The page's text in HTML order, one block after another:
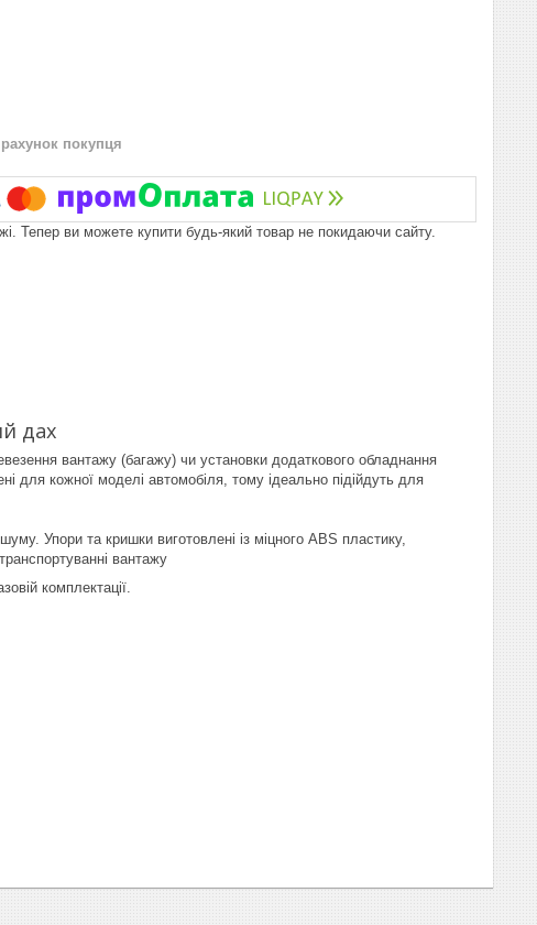
рахунок покупця
Тепер ви можете купити будь-який товар не покидаючи сайту.
дах
вантажу (багажу) чи установки додаткового обладнання
для кожної моделі автомобіля, тому ідеально підійдуть для
Упори та кришки виготовлені із міцного ABS пластику,
вантажу
комплектації.